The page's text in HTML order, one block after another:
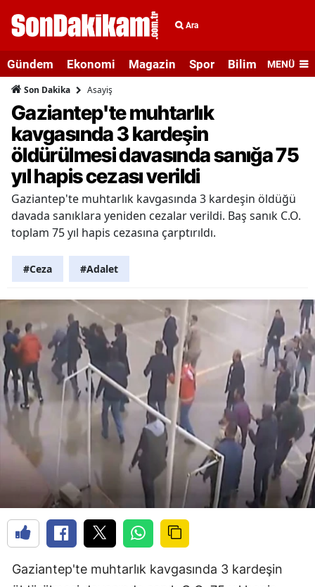
Ara
Gündem Ekonomi Magazin Spor Bilim veMENÜ
Son Dakika Asayiş
Gaziantep'te muhtarlık
kavgasında 3 kardeşin
öldürülmesi davasında sanığa 75
yıl hapis cezası verildi
Gaziantep'te muhtarlık kavgasında 3 kardeşin öldüğü
davada sanıklara yeniden cezalar verildi. Baş sanık C.O.
toplam 75 yıl hapis cezasına çarptırıldı.
#Ceza #Adalet
Gaziantep'te muhtarlık kavgasında 3 kardeşin